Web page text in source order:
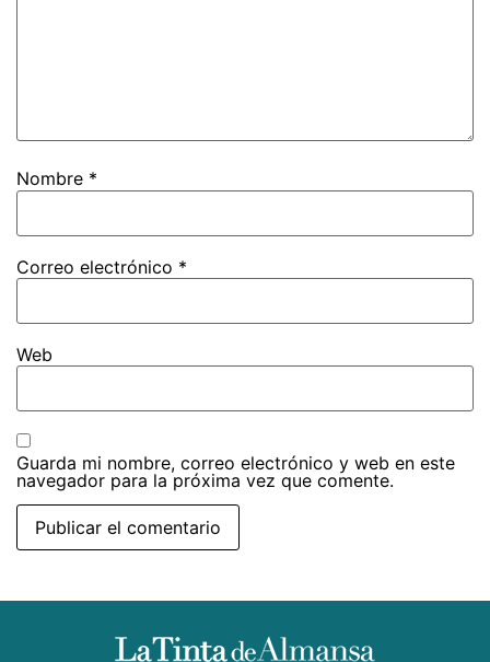
Nombre *
Correo electrónico *
Web
Guarda mi nombre, correo electrónico y web en este
navegador para la próxima vez que comente.